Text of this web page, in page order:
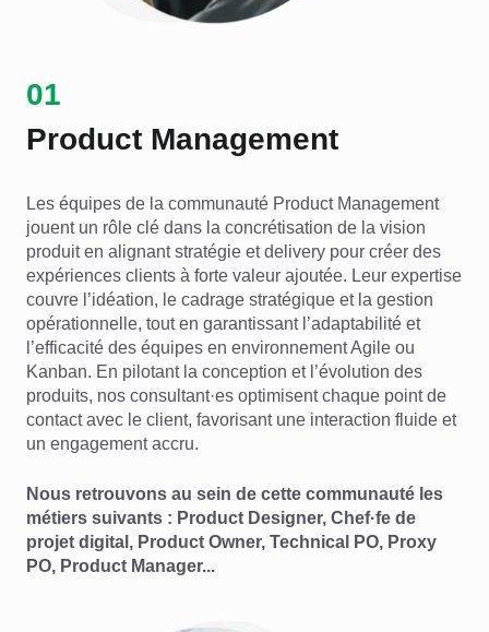
01
Product Management
Les équipes de la communauté Product Management
jouent un rôle clé dans la concrétisation de la vision
produit en alignant stratégie et delivery pour créer des
expériences clients à forte valeur ajoutée. Leur expertise
couvre l’idéation, le cadrage stratégique et la gestion
opérationnelle, tout en garantissant l’adaptabilité et
l’efficacité des équipes en environnement Agile ou
Kanban. En pilotant la conception et l’évolution des
produits, nos consultant·es optimisent chaque point de
contact avec le client, favorisant une interaction fluide et
un engagement accru.
Nous retrouvons au sein de cette communauté les
métiers suivants : Product Designer, Chef·fe de
projet digital, Product Owner, Technical PO, Proxy
PO, Product Manager...